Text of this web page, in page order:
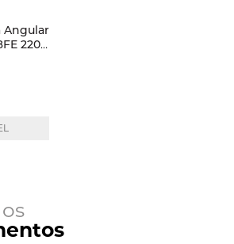
Angular
220V